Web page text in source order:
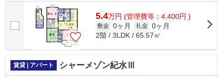
います。ぜひご検討ください。
5.4万円 (管理費等：4,400円 )
敷金 0ヶ月 礼金 0ヶ月
2階 / 3LDK / 65.57㎡
賃貸 | アパート シャーメゾン紀水Ⅲ